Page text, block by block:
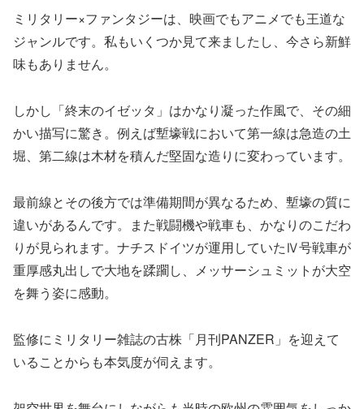
ミリタリー×ファンタジーは、映画でもアニメでも王道な
ジャンルです。私もいくつか見て来ましたし、今さら新鮮
味もありません。
しかし「終末のイゼッタ」はかなり凝った作風で、その細
かい描写に驚き。例えば塹壕戦において第一線は急造の土
堀、第二線は木材を積んだ堅固な造りに変わっています。
最前線とその後方では準備期間が異なるため、塹壕の質に
違いがあるんです。また戦闘機や戦車も、かなりのこだわ
りが見られます。ナチスドイツが運用していたⅣ号戦車が
重厚感丸出しで大地を蹂躙し、メッサーシュミットが大空
を舞う姿に感動。
監修にミリタリー雑誌の古株「月刊PANZER」を迎えて
いることからも本気度が伺えます。